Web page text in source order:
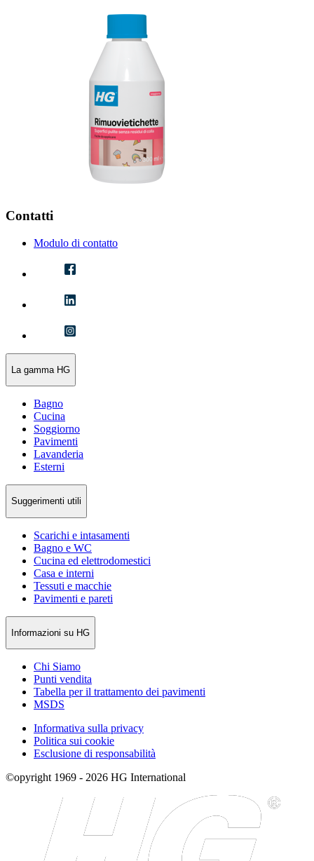
Contatti
Modulo di contatto
La gamma HG
Bagno
Cucina
Soggiorno
Pavimenti
Lavanderia
Esterni
Suggerimenti utili
Scarichi e intasamenti
Bagno e WC
Cucina ed elettrodomestici
Casa e interni
Tessuti e macchie
Pavimenti e pareti
Informazioni su HG
Chi Siamo
Punti vendita
Tabella per il trattamento dei pavimenti
MSDS
Informativa sulla privacy
Politica sui cookie
Esclusione di responsabilità
©opyright 1969 - 2026 HG International